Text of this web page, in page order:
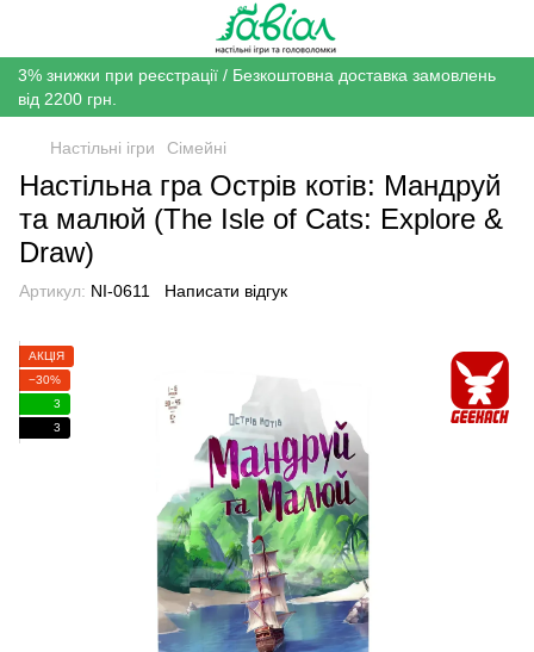
3% знижки при реєстрації / Безкоштовна доставка замовлень
від 2200 грн.
Настільні ігри Сімейні
Настільна гра Острів котів: Мандруй
та малюй (The Isle of Cats: Explore &
Draw)
Артикул: NI-0611 Написати відгук
АКЦІЯ
−30%
3
3